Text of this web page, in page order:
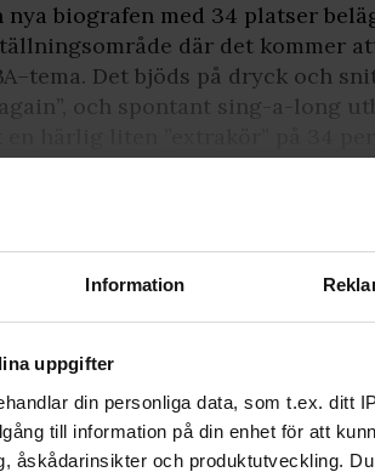
Information
uppgifter
din personliga data, som t.ex. ditt
till information på din enhet för att
åskådarinsikter och produktutveckling.
nya biografen med 34 platser
där det kommer
Det bjöds på dryck och
och spontant sing-a-long
fortsätta
För att fortsätta läsa
JA, JAG VILL